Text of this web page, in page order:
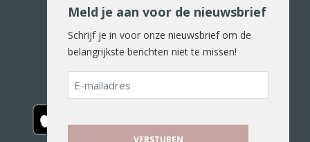
De reiswereld in woord en beeld
Meld je aan voor de nieuwsbrief
Schrijf je in voor onze nieuwsbrief om de
belangrijkste berichten niet te missen!
E-
mailadres